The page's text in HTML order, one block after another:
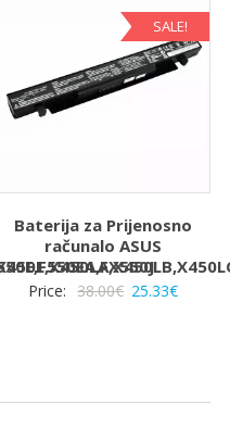
SALE!
Baterija za Prijenosno
računalo ASUS
Price: 38.00€ Izvorna
38.00€.
25.33€